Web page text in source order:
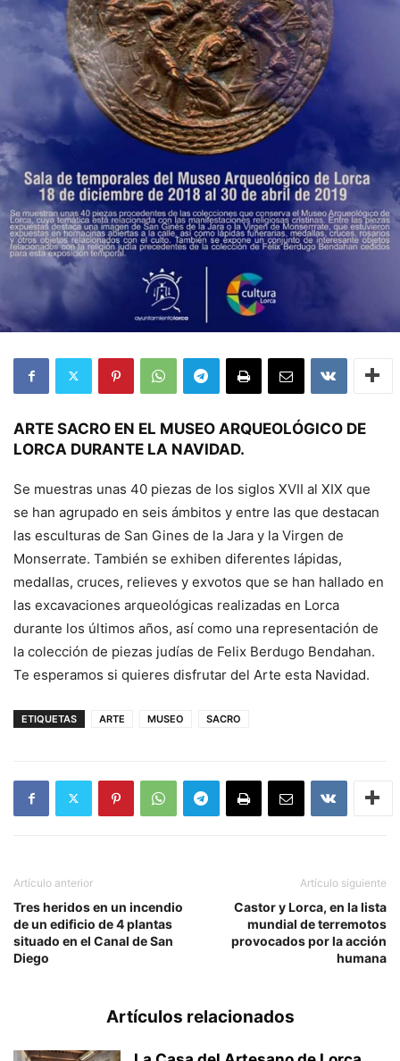
ARTE SACRO EN EL MUSEO ARQUEOLÓGICO DE
LORCA DURANTE LA NAVIDAD.
Se muestras unas 40 piezas de los siglos XVII al XIX que
se han agrupado en seis ámbitos y entre las que destacan
las esculturas de San Gines de la Jara y la Virgen de
Monserrate. También se exhiben diferentes lápidas,
medallas, cruces, relieves y exvotos que se han hallado en
las excavaciones arqueológicas realizadas en Lorca
durante los últimos años, así como una representación de
la colección de piezas judías de Felix Berdugo Bendahan.
Te esperamos si quieres disfrutar del Arte esta Navidad.
ETIQUETAS ARTE MUSEO SACRO
Artículo anterior
Tres heridos en un incendio
de un edificio de 4 plantas
situado en el Canal de San
Diego
Artículo siguiente
Castor y Lorca, en la lista
mundial de terremotos
provocados por la acción
humana
Artículos relacionados